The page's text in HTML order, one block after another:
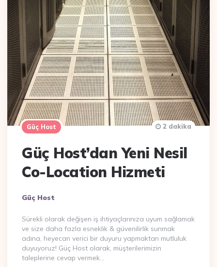
Güç Host
Güç Host’dan Yeni Nesil
Co-Location Hizmeti
Posted
Güç Host
2 dakika
Sürekli olarak değişen iş ihtiyaçlarınıza uyum sağlamak
ve size daha fazla esneklik & güvenilirlik sunmak
adına, heyecan verici bir duyuru yapmaktan mutluluk
duyuyoruz! Güç Host olarak, müşterilerimizin
taleplerine cevap vermek…